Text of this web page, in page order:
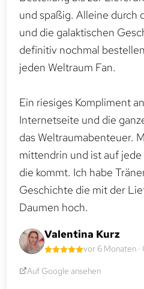
und spaßig. Alleine durch
und die galaktischen
definitiv nochmal
jeden Weltraum Fan.
Ein riesiges Kompliment
Internetseite und die
das Weltraumabenteuer.
mittendrin und ist auf
die kommt. Ich habe
Geschichte die mit der
Daumen hoch.
Valentina Kurz
vor 6 Monaten ·
Auf Google ansehen